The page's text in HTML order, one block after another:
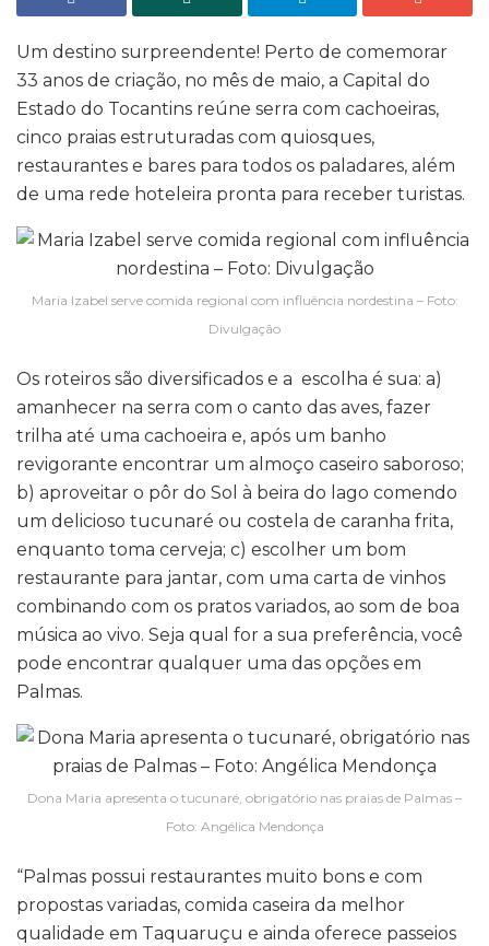
Um destino surpreendente! Perto de comemorar
33 anos de criação, no mês de maio, a Capital do
Estado do Tocantins reúne serra com cachoeiras,
cinco praias estruturadas com quiosques,
restaurantes e bares para todos os paladares, além
de uma rede hoteleira pronta para receber turistas.
Maria Izabel serve comida regional com influência nordestina – Foto:
Divulgação
Os roteiros são diversificados e a escolha é sua: a)
amanhecer na serra com o canto das aves, fazer
trilha até uma cachoeira e, após um banho
revigorante encontrar um almoço caseiro saboroso;
b) aproveitar o pôr do Sol à beira do lago comendo
um delicioso tucunaré ou costela de caranha frita,
enquanto toma cerveja; c) escolher um bom
restaurante para jantar, com uma carta de vinhos
combinando com os pratos variados, ao som de boa
música ao vivo. Seja qual for a sua preferência, você
pode encontrar qualquer uma das opções em
Palmas.
Dona Maria apresenta o tucunaré, obrigatório nas praias de Palmas –
Foto: Angélica Mendonça
“Palmas possui restaurantes muito bons e com
propostas variadas, comida caseira da melhor
qualidade em Taquaruçu e ainda oferece passeios